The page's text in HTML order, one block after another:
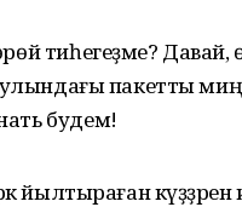
тиһегеҙме? Давай,
пакетты
будем!
йылтыраған